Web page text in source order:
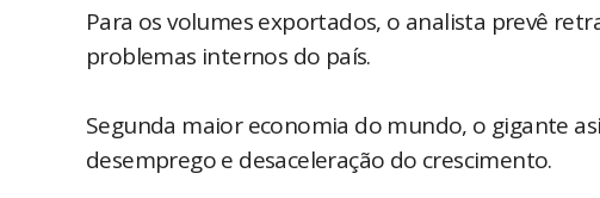
Para os volumes exportados, o analista prevê
problemas internos do país.
Segunda maior economia do mundo, o gigante
desemprego e desaceleração do crescimento.